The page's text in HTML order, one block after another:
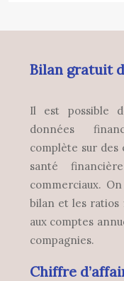
Bilan gratuit
Il est possible
données
complète sur
santé
commerciaux.
bilan et les ratios
aux comptes
compagnies.
Chiffre